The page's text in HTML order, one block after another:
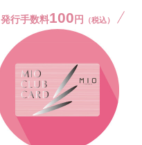
発行手数料100円 （税込）